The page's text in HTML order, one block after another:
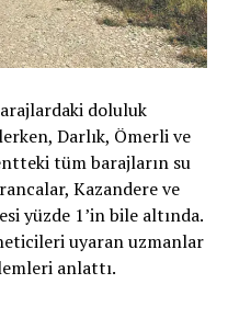
doluluk
Darlık, Ömerli ve
tüm barajların su
Kazandere ve
yüzde 1’in bile altında.
uyaran uzmanlar
anlattı.